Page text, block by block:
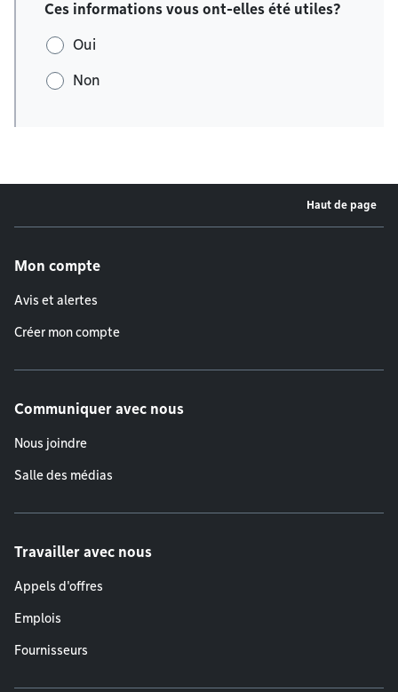
Ces informations vous ont-elles été utiles?
Oui
Non
Haut de page
Mon compte
Avis et alertes
Créer mon compte
Communiquer avec nous
Nous joindre
Salle des médias
Travailler avec nous
Appels d'offres
Emplois
Fournisseurs